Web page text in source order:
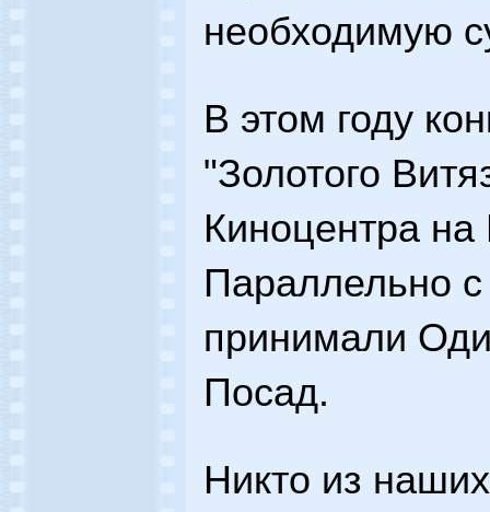
необходимую
В этом году
"Золотого
Киноцентра
Параллельно
принимали
Посад.
Никто из